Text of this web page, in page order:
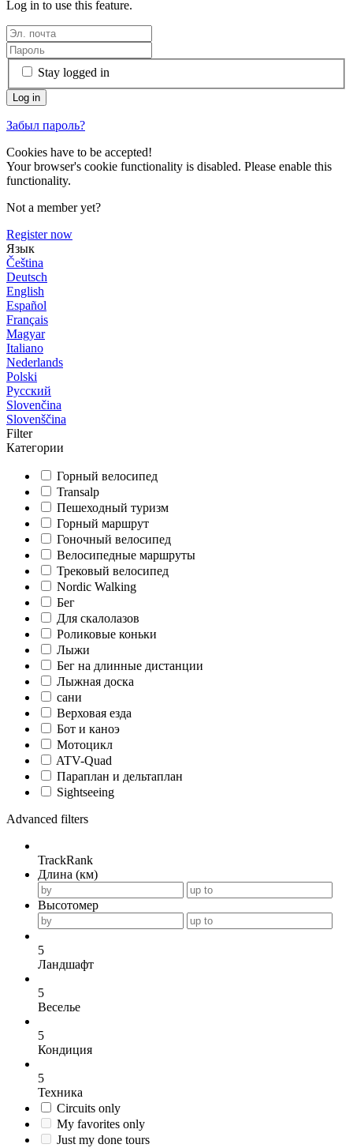
Log in to use this feature.
Stay logged in
Забыл пароль?
Cookies have to be accepted!
Your browser's cookie functionality is disabled. Please enable this
functionality.
Not a member yet?
Register now
Язык
Čeština
Deutsch
English
Español
Français
Magyar
Italiano
Nederlands
Polski
Русский
Slovenčina
Slovenščina
Filter
Категории
Горный велосипед
Transalp
Пешеходный туризм
Горный маршрут
Гоночный велосипед
Велосипедные маршруты
Трековый велосипед
Nordic Walking
Бег
Для скалолазов
Роликовые коньки
Лыжи
Бег на длинные дистанции
Лыжная доска
сани
Верховая езда
Бот и каноэ
Мотоцикл
ATV-Quad
Параплан и дельтаплан
Sightseeing
Advanced filters
TrackRank
Длина (км)
Высотомер
5
Ландшафт
5
Веселье
5
Кондиция
5
Техника
Circuits only
My favorites only
Just my done tours